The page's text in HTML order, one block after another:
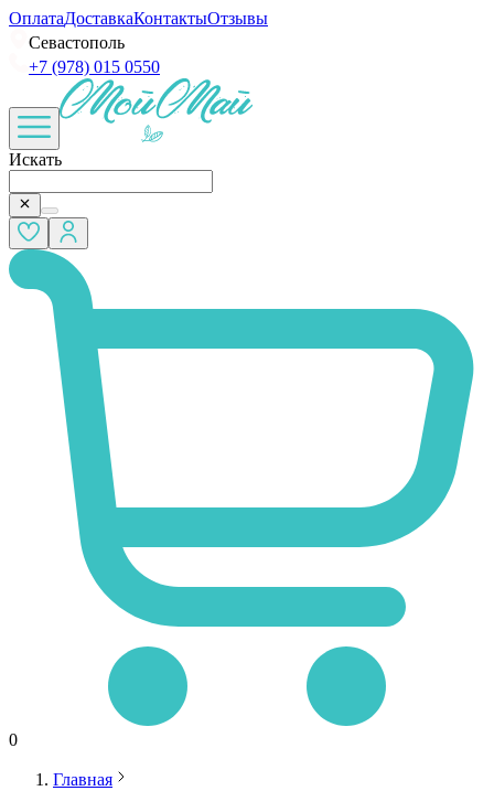
ОплатаДоставкаКонтактыОтзывы
Севастополь
+7 (978) 015 0550
Искать
0
Главная